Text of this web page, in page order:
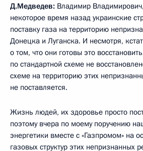
Д.Медведев: Владимир
некоторое время назад украинские
поставку газа на территорию
Донецка и Луганска. И несмотря,
о том, что они готовы это
по стандартной схеме не
схеме на территорию этих
не поставляется.
Жизнь людей, их здоровье просто
поэтому вчера по моему поручению
энергетики вместе с «Газпромом» на
газовых структур этих непризнанных